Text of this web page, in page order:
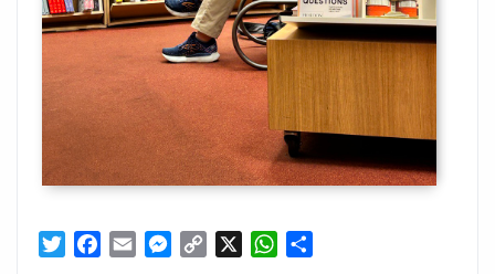
TwitterFacebook
Email Messenger
Copy
WhatsApp